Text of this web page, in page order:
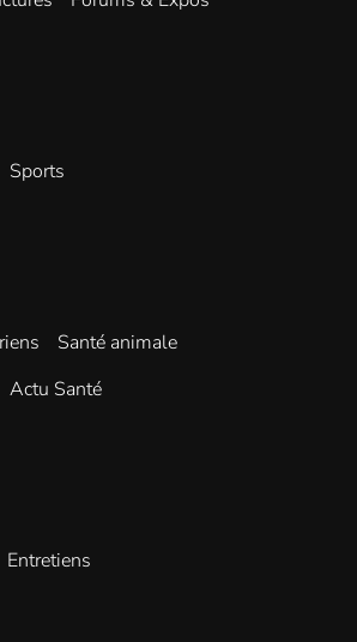
Sports
Santé animale
Actu Santé
Entretiens